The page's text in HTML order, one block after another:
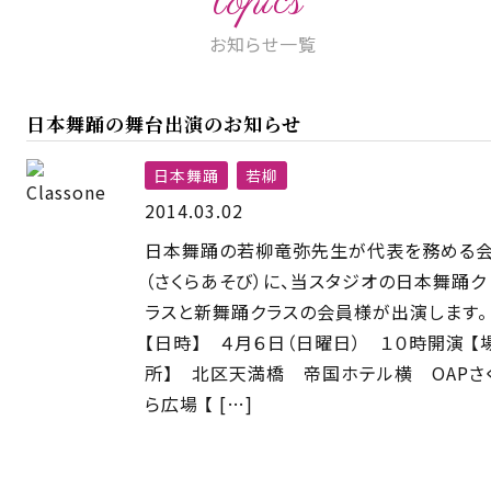
お知らせ一覧
日本舞踊の舞台出演のお知らせ
日本舞踊 若柳
2014.03.02
日本舞踊の若柳竜弥先生が代表を務める
（さくらあそび）に、当スタジオの日本舞踊ク
ラスと新舞踊クラスの会員様が出演します。
【日時】 ４月６日（日曜日） １０時開演 【
所】 北区天満橋 帝国ホテル横 OAPさ
ら広場 【 […]